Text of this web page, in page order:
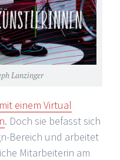
Lanzinger
mit einem Virtual
. Doch sie befasst sich
Bereich und arbeitet
Mitarbeiterin am